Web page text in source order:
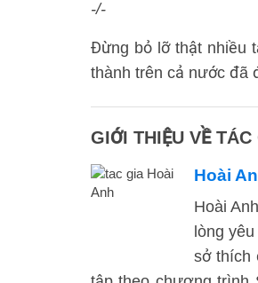
-/-
Đừng bỏ lỡ thật nhiều
thành trên cả nước đã
GIỚI THIỆU VỀ TÁC
Hoài
Hoài
lòng
sở thích